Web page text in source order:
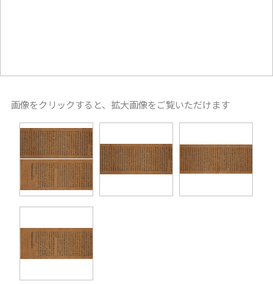
画像をクリックすると、拡大画像をご覧いただけます